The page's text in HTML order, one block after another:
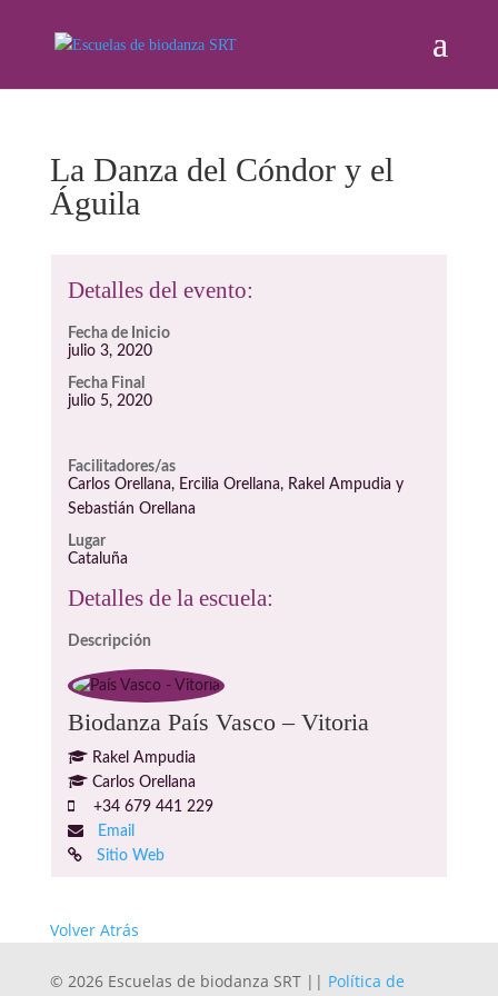
La Danza del Cóndor y el
Águila
Detalles del evento:
Fecha de Inicio
julio 3, 2020
Fecha Final
julio 5, 2020
Facilitadores/as
Carlos Orellana, Ercilia Orellana, Rakel Ampudia y
Sebastián Orellana
Lugar
Cataluña
Detalles de la escuela:
Descripción
Biodanza País Vasco – Vitoria
Rakel Ampudia
Carlos Orellana
+34 679 441 229
Email
Sitio Web
Volver Atrás
© 2026 Escuelas de biodanza SRT || Política de